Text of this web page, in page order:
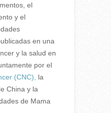
el
y el
en una
y la salud en
por el
(CNC),
la
China y la
de Mama